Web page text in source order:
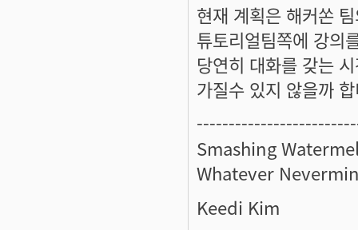
현재 계획은 해커쏜
튜토리얼팀쪽에 강의
당연히 대화를 갖는
가질수 있지 않을까
Smashing
Whatever
Keedi Kim